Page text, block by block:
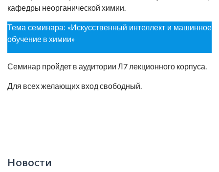
кафедры неорганической химии.
Тема семинара: «Искусственный интеллект и машинное
обучение в химии»
Семинар пройдет в аудитории Л7 лекционного корпуса.
Для всех желающих вход свободный.
Новости